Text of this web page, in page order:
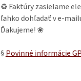
♻ Faktúry zasielame
ľahko dohľadať v e-
Ďakujeme! ❀
§ Povinné informácie